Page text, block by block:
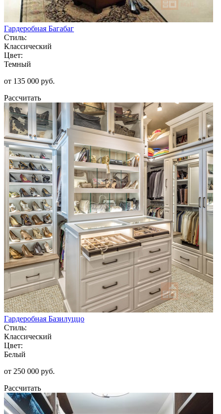
Гардеробная Багабаг
Стиль:
Классический
Цвет:
Темный
от 135 000 руб.
Рассчитать
Гардеробная Базилуццо
Стиль:
Классический
Цвет:
Белый
от 250 000 руб.
Рассчитать